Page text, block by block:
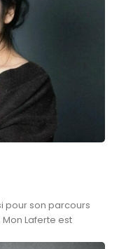
pour son parcours
Laferte est